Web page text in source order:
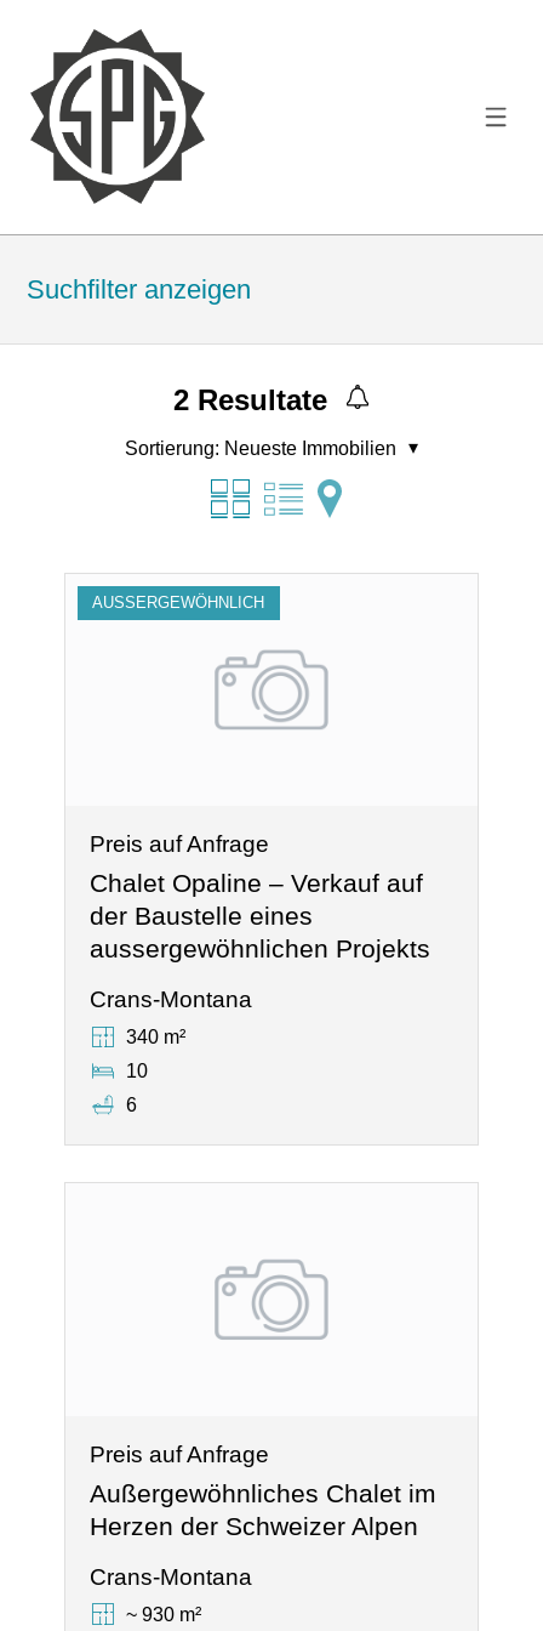
Suchfilter anzeigen
2Resultate
Sortierung: Neueste Immobilien
AUSSERGEWÖHNLICH
Preis auf Anfrage
Chalet Opaline – Verkauf auf
der Baustelle eines
aussergewöhnlichen Projekts
Crans-Montana
340 m²
10
6
Preis auf Anfrage
Außergewöhnliches Chalet im
Herzen der Schweizer Alpen
Crans-Montana
~ 930 m²